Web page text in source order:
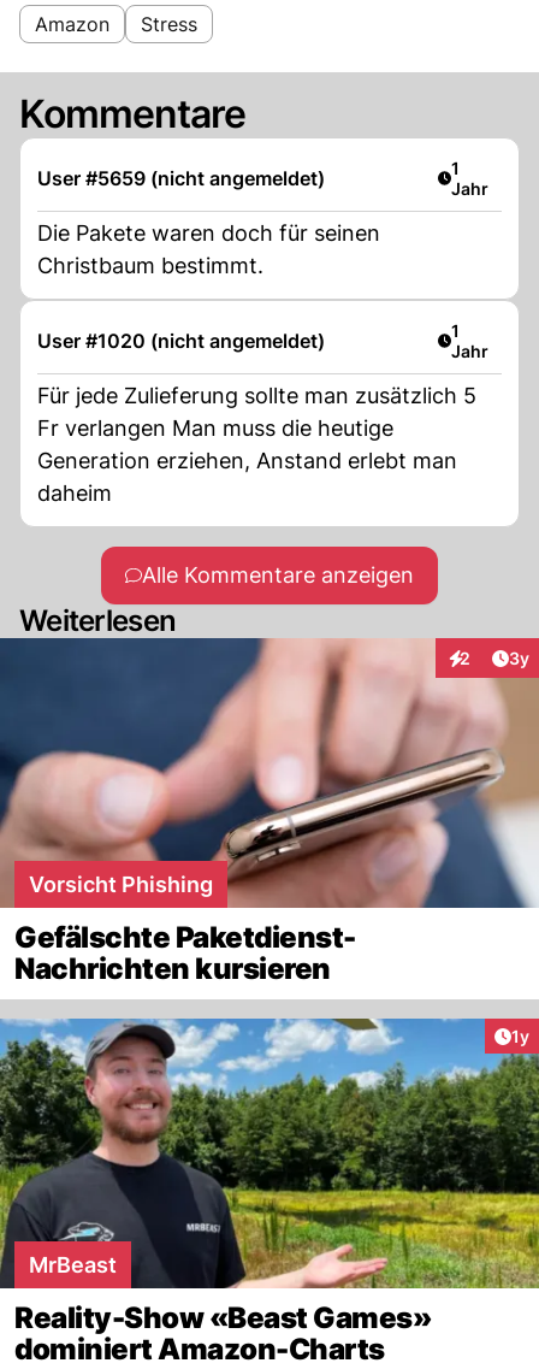
Amazon Stress
Kommentare
User #5659 (nicht angemeldet) Artikel
1
Jahr
Die Pakete waren doch für seinen
Christbaum bestimmt.
User #1020 (nicht angemeldet) Artikel
1
Jahr
Für jede Zulieferung sollte man zusätzlich 5
Fr verlangen Man muss die heutige
Generation erziehen, Anstand erlebt man
daheim
Alle Kommentare anzeigen
Weiterlesen
2 3y
Vorsicht Phishing
Gefälschte Paketdienst-
Nachrichten kursieren
1y
MrBeast
Reality-Show «Beast Games»
dominiert Amazon-Charts